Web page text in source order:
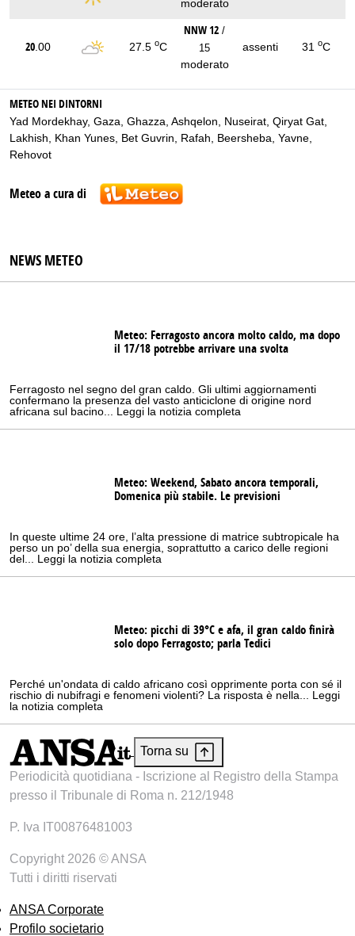
moderato
20 .00 27.5 oC
NNW 12 /
15
moderato
assenti 31 oC
METEO NEI DINTORNI
Yad Mordekhay, Gaza Ghazza Ashqelon Nuseirat Qiryat Gat
Lakhish
Khan Yunes Bet Guvrin Rafah Beersheba Yavne
Rehovot
Meteo a cura di
NEWS METEO
Meteo: Ferragosto ancora molto caldo, ma dopo
il 17/18 potrebbe arrivare una svolta
Ferragosto nel segno del gran caldo. Gli ultimi aggiornamenti
confermano la presenza del vasto anticiclone di origine nord
africana sul bacino... Leggi la notizia completa
Meteo: Weekend, Sabato ancora temporali,
Domenica più stabile. Le previsioni
In queste ultime 24 ore, l’alta pressione di matrice subtropicale ha
perso un po’ della sua energia, soprattutto a carico delle regioni
del... Leggi la notizia completa
Meteo: picchi di 39°C e afa, il gran caldo finirà
solo dopo Ferragosto; parla Tedici
Perché un'ondata di caldo africano così opprimente porta con sé il
rischio di nubifragi e fenomeni violenti? La risposta è nella... Leggi
la notizia completa
Torna su
Periodicità quotidiana - Iscrizione al Registro della Stampa
presso il Tribunale di Roma n. 212/1948
P. Iva IT00876481003
Copyright 2026 © ANSA
Tutti i diritti riservati
ANSA Corporate
Profilo societario